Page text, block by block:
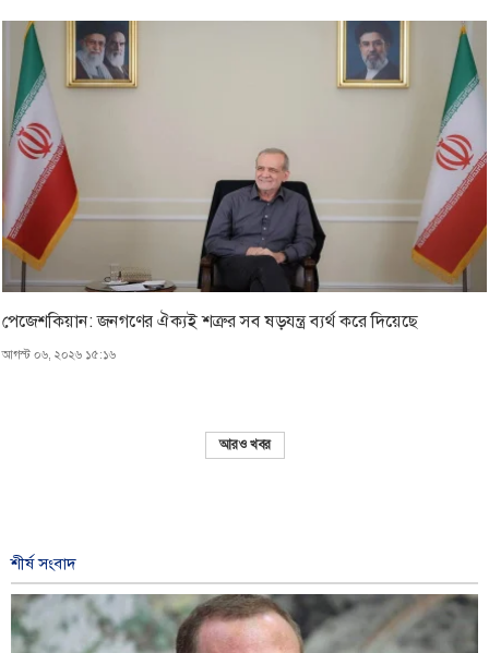
পেজেশকিয়ান: জনগণের ঐক্যই শত্রুর সব ষড়যন্ত্র ব্যর্থ করে দিয়েছে
আগস্ট ০৬, ২০২৬ ১৫:১৬
আরও খবর
শীর্ষ সংবাদ